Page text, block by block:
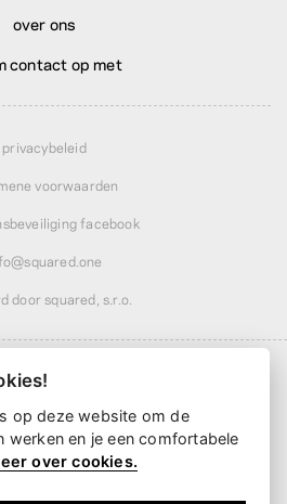
over ons
contact op met
privacybeleid
voorwaarden
facebook
door squared, s.r.o.
€ 4,85· gratis boven€ 51,99
vanaf2 werkdagen
op deze website om de
werken en je een comfortabele
over cookies.